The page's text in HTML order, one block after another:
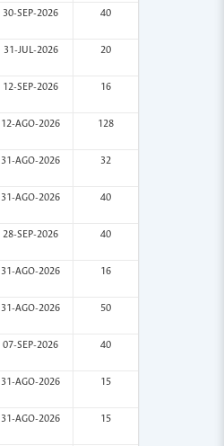
30-SEP-2026 40
31-JUL-2026 20
12-SEP-2026 16
12-AGO-2026 128
31-AGO-2026 32
31-AGO-2026 40
28-SEP-2026 40
31-AGO-2026 16
31-AGO-2026 50
07-SEP-2026 40
31-AGO-2026 15
31-AGO-2026 15